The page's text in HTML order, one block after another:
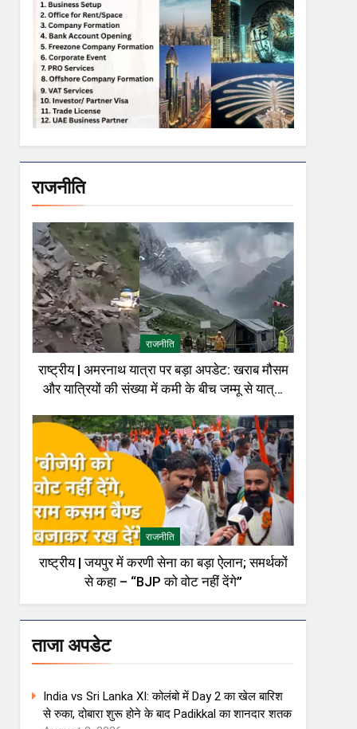
राजनीति
राजनीति
राष्ट्रीय | अमरनाथ यात्रा पर बड़ा अपडेट: खराब मौसम
और यात्रियों की संख्या में कमी के बीच जम्मू से यात्रा
राजनीति
राष्ट्रीय | जयपुर में करणी सेना का बड़ा ऐलान; समर्थकों
से कहा – “BJP को वोट नहीं देंगे”
ताजा अपडेट
India vs Sri Lanka XI: कोलंबो में Day 2 का खेल बारिश
से रुका, दोबारा शुरू होने के बाद Padikkal का शानदार शतक